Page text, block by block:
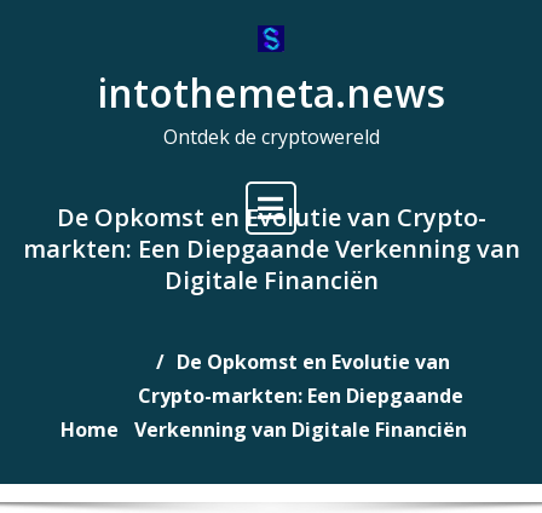
intothemeta.news
Ontdek de cryptowereld
De Opkomst en Evolutie van Crypto-
markten: Een Diepgaande Verkenning van
Digitale Financiën
Home
De Opkomst en Evolutie van
Crypto-markten: Een Diepgaande
Verkenning van Digitale Financiën